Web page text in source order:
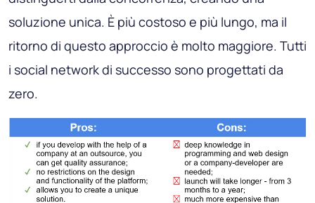
soluzione unica. È più costoso e più lungo, ma il
ritorno di questo approccio è molto maggiore. Tutti
i social network di successo sono progettati da
zero.